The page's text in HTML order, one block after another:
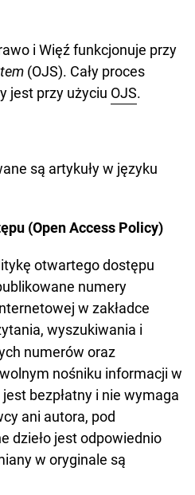
i Więź funkcjonuje przy
(OJS). Cały proces
jest przy użyciu OJS.
są artykuły w języku
(Open Access Policy)
otwartego dostępu
numery
w zakładce
wyszukiwania i
numerów oraz
nośniku informacji w
bezpłatny i nie wymaga
ani autora, pod
dzieło jest odpowiednio
w oryginale są